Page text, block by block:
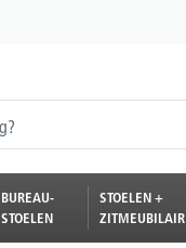
BUREAU-
STOELEN
STOELEN +
ZITMEUBILAIR